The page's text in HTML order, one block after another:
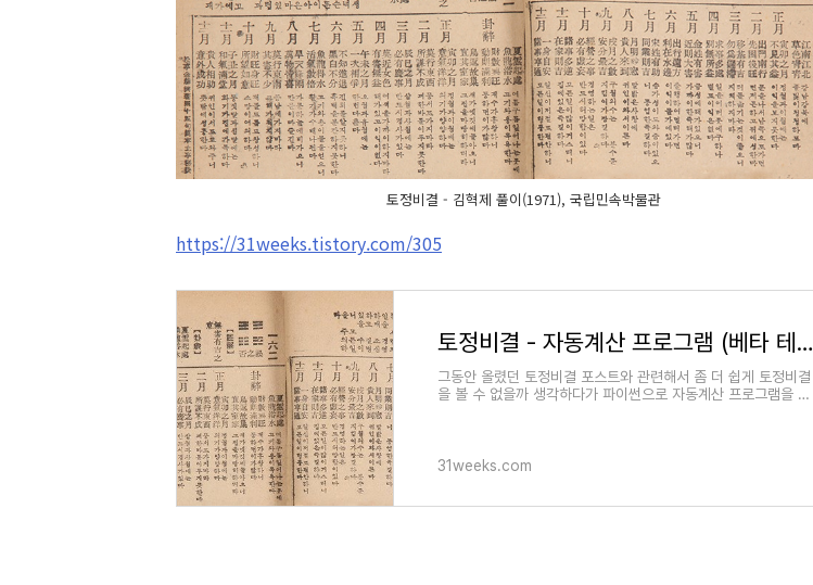
토정비결 - 김혁제 풀이(1971), 국립민속박물관
https://31weeks.tistory.com/305
토정비결 - 자동계산 프로그램 (베타 테스트)
그동안 올렸던 토정비결 포스트와 관련해서 좀 더 쉽게 토정비결
을 볼 수 없을까 생각하다가 파이썬으로 자동계산 프로그램을 만
31weeks.com